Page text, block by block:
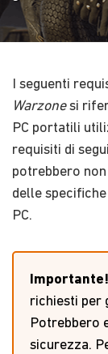
I seguenti
Warzonesi
PC portatili
requisiti di
potrebbero
delle
PC.
Importante!
richiesti per
Potrebbero
sicurezza.